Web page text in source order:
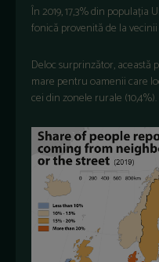
În 2019, 17,3% din populația
fonică provenită de la
Deloc surprinzător, această
mare pentru oamenii care
cei din zonele rurale (10,4%).